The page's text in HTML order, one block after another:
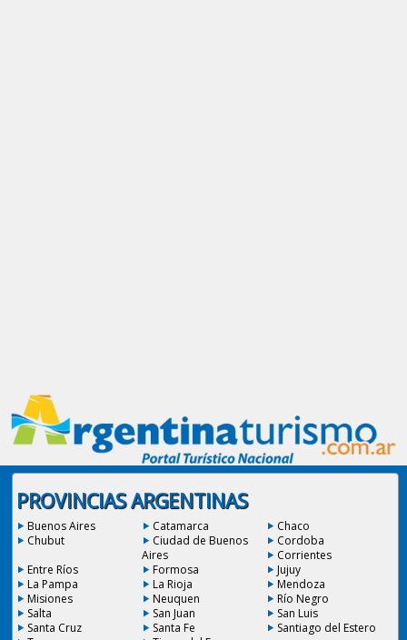
PROVINCIAS ARGENTINAS
Buenos Aires Catamarca
Chaco
Chubut
Ciudad de Buenos
Aires
Cordoba
Corrientes
Entre Ríos
Formosa
Jujuy
La Pampa
La Rioja
Mendoza
Misiones
Neuquen
Río Negro
Salta
San Juan
San Luis
Santa Cruz
Santa Fe
Santiago del Estero